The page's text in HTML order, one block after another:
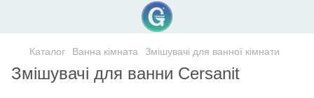
Каталог Ванна кімната Змішувачі для ванної кімнати
Змішувачі для ванни Cersanit